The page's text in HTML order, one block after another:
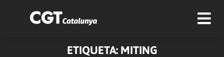
ETIQUETA: MITING